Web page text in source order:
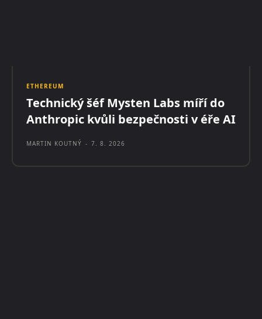
ETHEREUM
Technický šéf Mysten Labs míří do
Anthropic kvůli bezpečnosti v éře AI
MARTIN KOUTNÝ - 7. 8. 2026